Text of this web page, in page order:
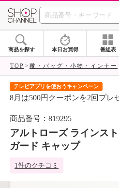
SHOP
商品を探す 本日お買得 番組表
TOP 靴・バッグ・小物・インナー
テレビアプリを使おうキャンペーン
8月は500円クーポンを2回プレ
商品番号：819295
アルトローズ ラインス
ガード キャップ
1件のクチコミ